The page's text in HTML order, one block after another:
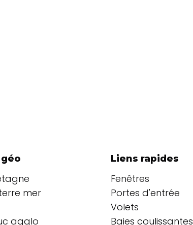
mer
agglo
Liens rapides
Fenêtres
Portes d'entrée
Volets
Baies coulissantes